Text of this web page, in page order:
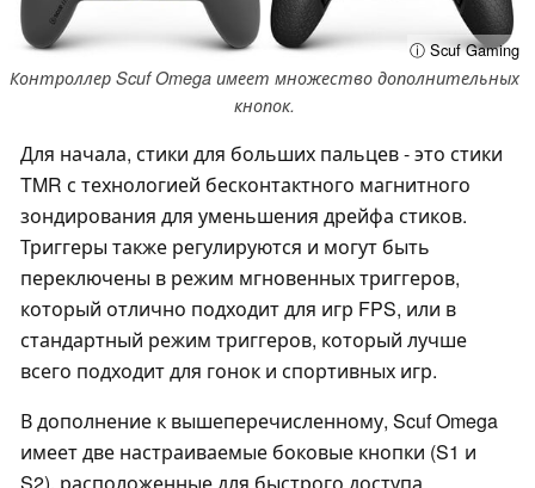
ⓘ Scuf Gaming
Контроллер Scuf Omega имеет множество дополнительных
кнопок.
Для начала, стики для больших пальцев - это стики
TMR с технологией бесконтактного магнитного
зондирования для уменьшения дрейфа стиков.
Триггеры также регулируются и могут быть
переключены в режим мгновенных триггеров,
который отлично подходит для игр FPS, или в
стандартный режим триггеров, который лучше
всего подходит для гонок и спортивных игр.
В дополнение к вышеперечисленному, Scuf Omega
имеет две настраиваемые боковые кнопки (S1 и